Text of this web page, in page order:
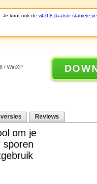
Je kunt ook de v4.0.8 (laatste stabiele
/ WinXP
Reviews
om je
sporen